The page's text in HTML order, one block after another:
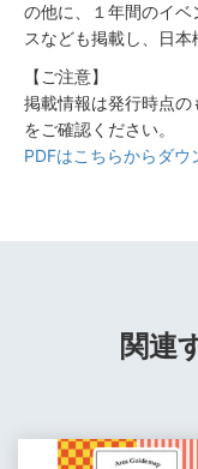
の他に、１年間のイ
スなども掲載し、日本
【ご注意】
掲載情報は発行時点
をご確認ください。
PDFはこちらからダ
関連